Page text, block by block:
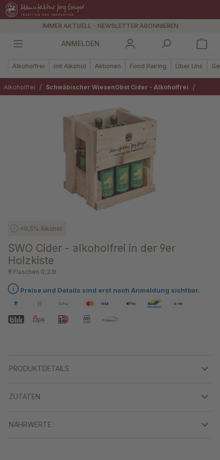
springen
IMMER AKTUELL - NEWSLETTER ABONNIEREN
ANMELDEN
Alkoholfrei mit Alkohol Aktionen Food Pairing Über Uns
Alkoholfrei / Schwäbischer WiesenObst Cider - Alkoholfrei /
<0,5% Alkohol
SWO Cider - alkoholfrei in der 9er
Holzkiste
9 Flaschen 0,33l
Preise und Details sind erst nach Anmeldung sichtbar.
PRODUKTDETAILS
ZUTATEN
NÄHRWERTE